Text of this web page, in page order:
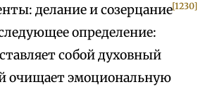
делание и созерцание[1230]
определение:
собой духовный
очищает эмоциональную